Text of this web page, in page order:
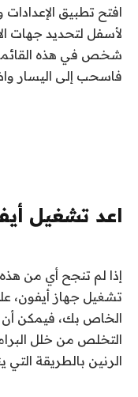
افتح تطبيق
لأسفل لتحديد جهات
شخص في هذه القائمة
فاسحب إلى اليسار
اعد تشغيل
إذا لم تنجح أي من
تشغيل جهاز أيفون،
الخاص بك، فيمكن أن
التخلص من خلل
الرنين بالطريقة التي